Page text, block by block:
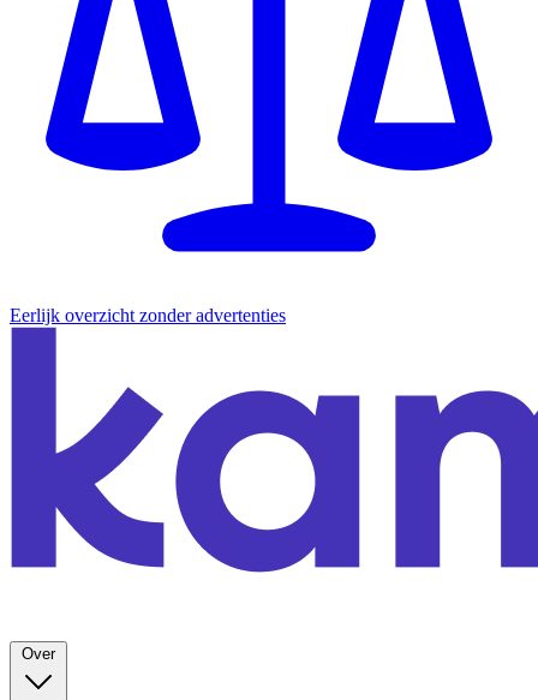
Eerlijk overzicht zonder advertenties
Over